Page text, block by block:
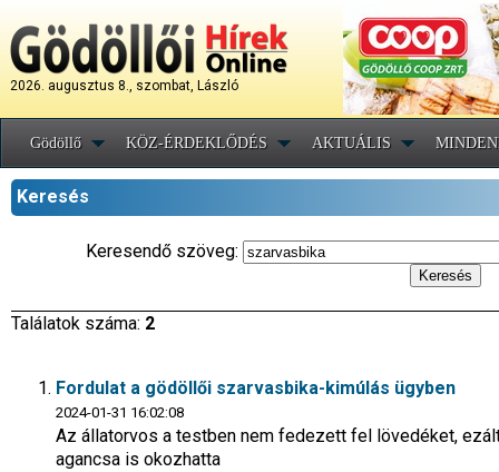
2026. augusztus 8., szombat, László
Gödöllő KÖZ-ÉRDEKLŐDÉS AKTUÁLIS
Keresés
Keresendő szöveg:
Találatok száma: 2
Fordulat a gödöllői szarvasbika-kimúlás ügyben
2024-01-31 16:02:08
Az állatorvos a testben nem fedezett fel lövedéket,
agancsa is okozhatta